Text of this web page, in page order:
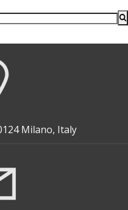
Milano, Italy